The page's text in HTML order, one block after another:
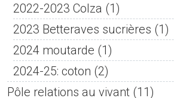
2022-2023 Colza (1)
2023 Betteraves sucrières (1)
2024 moutarde (1)
2024-25: coton (2)
Pôle relations au vivant (11)